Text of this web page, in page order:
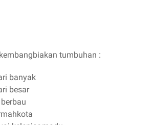
tumbuhan :
banyak
besar